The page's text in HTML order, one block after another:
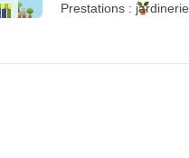
Prestations : jardinerie